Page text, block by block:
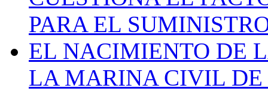
PARA EL
EL NACIMIENTO DE
LA MARINA CIVIL DE